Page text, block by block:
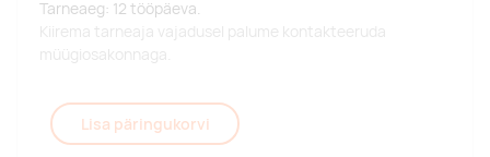
Tarneaeg: 12 tööpäeva.
Kiirema tarneaja vajadusel palume kontakteeruda
müügiosakonnaga.
Lisa päringukorvi